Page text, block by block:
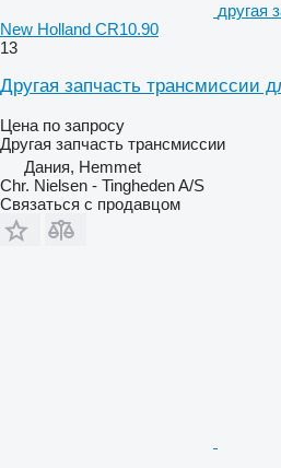
другая
New Holland CR10.90
13
Другая запчасть трансмиссии
Цена по запросу
Другая запчасть трансмиссии
Дания, Hemmet
Chr. Nielsen - Tingheden A/S
Связаться с продавцом